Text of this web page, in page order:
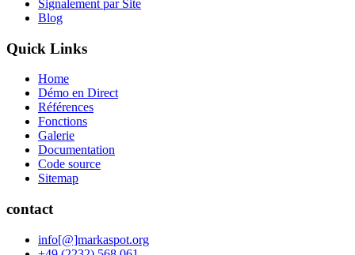
Signalement par Site
Blog
Quick Links
Home
Démo en Direct
Références
Fonctions
Galerie
Documentation
Code source
Sitemap
contact
info[@]markaspot.org